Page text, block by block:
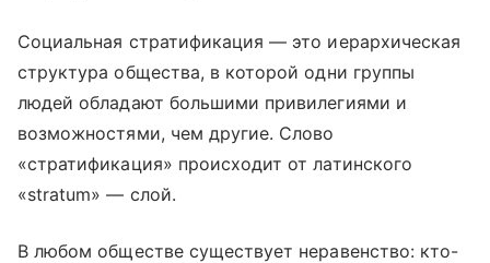
Социальная стратификация — это иерархическая
структура общества, в которой одни группы
людей обладают большими привилегиями и
возможностями, чем другие. Слово
«стратификация» происходит от латинского
«stratum» — слой.
В любом обществе существует неравенство: кто-